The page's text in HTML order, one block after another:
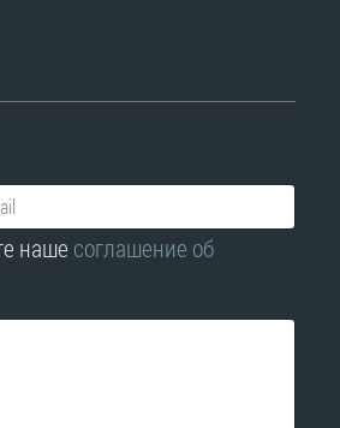
наше соглашение об